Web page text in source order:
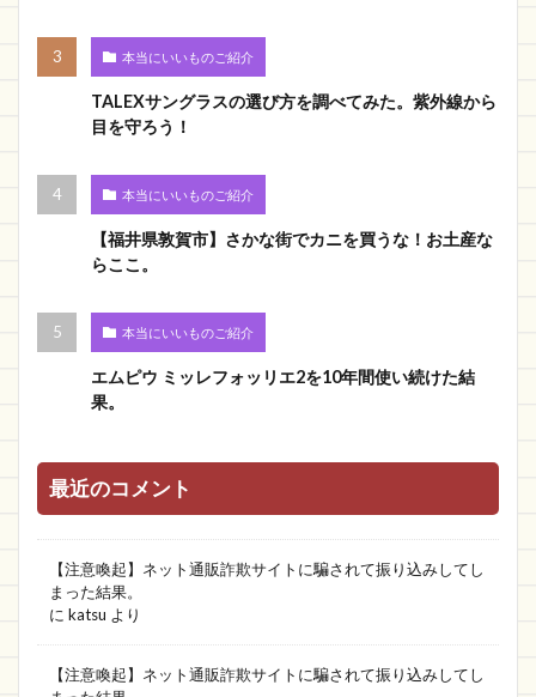
本当にいいものご紹介
TALEXサングラスの選び方を調べてみた。紫外線から
目を守ろう！
本当にいいものご紹介
【福井県敦賀市】さかな街でカニを買うな！お土産な
らここ。
本当にいいものご紹介
エムピウ ミッレフォッリエ2を10年間使い続けた結
果。
最近のコメント
【注意喚起】ネット通販詐欺サイトに騙されて振り込みしてし
まった結果。
に katsu より
【注意喚起】ネット通販詐欺サイトに騙されて振り込みしてし